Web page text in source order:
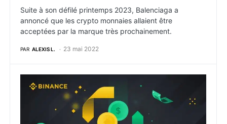
Suite à son défilé printemps 2023, Balenciaga a
annoncé que les crypto monnaies allaient être
acceptées par la marque très prochainement.
PAR ALEXIS L. 23 mai 2022
Crypto : Binance active la vente directe de crypto